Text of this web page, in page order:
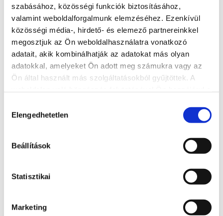
szabásához, közösségi funkciók biztosításához,
valamint weboldalforgalmunk elemzéséhez. Ezenkívül
közösségi média-, hirdető- és elemező partnereinkkel
megosztjuk az Ön weboldalhasználatra vonatkozó
adatait, akik kombinálhatják az adatokat más olyan
adatokkal, amelyeket Ön adott meg számukra vagy az
Ön által használt más szolgáltatásokból gyűjtöttek. A
kiválasztása
Elengedhetetlen
Beállítások
Statisztikai
Marketing
Jókai park
8600, Siófok, Jókai park
BŐVEBBEN